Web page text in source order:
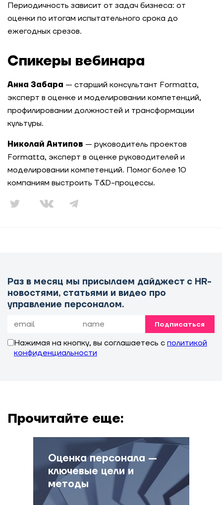
Периодичность зависит от задач бизнеса: от
оценки по итогам испытательного срока до
ежегодных срезов.
Спикеры вебинара
Анна Забара — старший консультант Formatta,
эксперт в оценке и моделировании компетенций,
профилировании должностей и трансформации
культуры.
Николай Антипов — руководитель проектов
Formatta, эксперт в оценке руководителей и
моделировании компетенций. Помог более 10
компаниям выстроить T&D-процессы.
Раз в месяц мы присылаем дайджест с HR-
новостями, статьями и видео про
управление персоналом.
Подписаться
Нажимая на кнопку, вы соглашаетесь с политикой
конфиденциальности
Прочитайте еще:
Оценка персонала —
ключевые цели и
методы